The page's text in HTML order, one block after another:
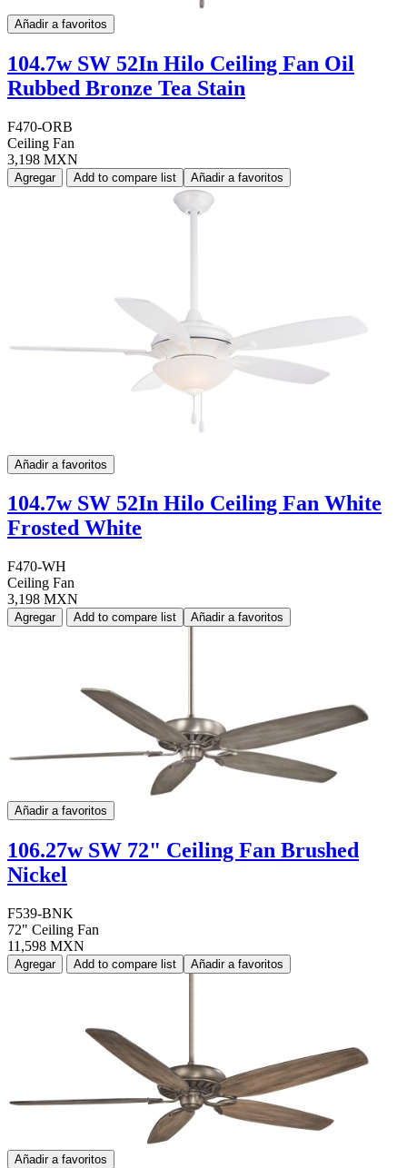
Añadir a favoritos
104.7w SW 52In Hilo Ceiling Fan Oil
Rubbed Bronze Tea Stain
F470-ORB
Ceiling Fan
3,198 MXN
Agregar Add to compare list Añadir a favoritos
Añadir a favoritos
104.7w SW 52In Hilo Ceiling Fan White
Frosted White
F470-WH
Ceiling Fan
3,198 MXN
Agregar Add to compare list Añadir a favoritos
Añadir a favoritos
106.27w SW 72" Ceiling Fan Brushed
Nickel
F539-BNK
72" Ceiling Fan
11,598 MXN
Agregar Add to compare list Añadir a favoritos
Añadir a favoritos